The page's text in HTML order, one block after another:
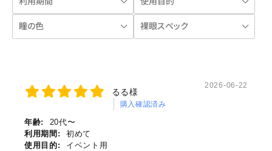
るる様
購入確認済み
2026-06-22
年齢:
20代〜
利用期間:
初めて
使用目的:
イベント用